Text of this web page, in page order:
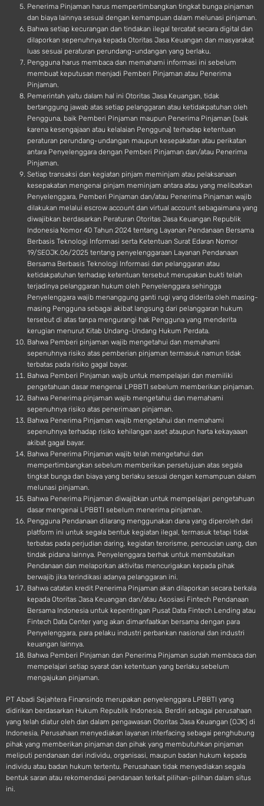
Penerima Pinjaman harus mempertimbangkan tingkat bunga pinjaman
dan biaya lainnya sesuai dengan kemampuan dalam melunasi pinjaman.
Bahwa setiap kecurangan dan tindakan ilegal tercatat secara digital dan
dilaporkan sepenuhnya kepada Otoritas Jasa Keuangan dan masyarakat
luas sesuai peraturan perundang-undangan yang berlaku.
Pengguna harus membaca dan memahami informasi ini sebelum
membuat keputusan menjadi Pemberi Pinjaman atau Penerima
Pinjaman.
Pemerintah yaitu dalam hal ini Otoritas Jasa Keuangan, tidak
bertanggung jawab atas setiap pelanggaran atau ketidakpatuhan oleh
Pengguna, baik Pemberi Pinjaman maupun Penerima Pinjaman (baik
karena kesengajaan atau kelalaian Pengguna) terhadap ketentuan
peraturan perundang-undangan maupun kesepakatan atau perikatan
antara Penyelenggara dengan Pemberi Pinjaman dan/atau Penerima
Pinjaman.
Setiap transaksi dan kegiatan pinjam meminjam atau pelaksanaan
kesepakatan mengenai pinjam meminjam antara atau yang melibatkan
Penyelenggara, Pemberi Pinjaman dan/atau Penerima Pinjaman wajib
dilakukan melalui escrow account dan virtual account sebagaimana yang
diwajibkan berdasarkan Peraturan Otoritas Jasa Keuangan Republik
Indonesia Nomor 40 Tahun 2024 tentang Layanan Pendanaan Bersama
Berbasis Teknologi Informasi serta Ketentuan Surat Edaran Nomor
19/SEOJK.06/2025 tentang penyelenggaraan Layanan Pendanaan
Bersama Berbasis Teknologi Informasi dan pelanggaran atau
ketidakpatuhan terhadap ketentuan tersebut merupakan bukti telah
terjadinya pelanggaran hukum oleh Penyelenggara sehingga
Penyelenggara wajib menanggung ganti rugi yang diderita oleh masing-
masing Pengguna sebagai akibat langsung dari pelanggaran hukum
tersebut di atas tanpa mengurangi hak Pengguna yang menderita
kerugian menurut Kitab Undang-Undang Hukum Perdata.
Bahwa Pemberi pinjaman wajib mengetahui dan memahami
sepenuhnya risiko atas pemberian pinjaman termasuk namun tidak
terbatas pada risiko gagal bayar.
Bahwa Pemberi Pinjaman wajib untuk mempelajari dan memiliki
pengetahuan dasar mengenai LPBBTI sebelum memberikan pinjaman.
Bahwa Penerima pinjaman wajib mengetahui dan memahami
sepenuhnya risiko atas penerimaan pinjaman.
Bahwa Penerima Pinjaman wajib mengetahui dan memahami
sepenuhnya terhadap risiko kehilangan aset ataupun harta kekayaaan
akibat gagal bayar.
Bahwa Penerima Pinjaman wajib telah mengetahui dan
mempertimbangkan sebelum memberikan persetujuan atas segala
tingkat bunga dan biaya yang berlaku sesuai dengan kemampuan dalam
melunasi pinjaman.
Bahwa Penerima Pinjaman diwajibkan untuk mempelajari pengetahuan
dasar mengenai LPBBTI sebelum menerima pinjaman.
Pengguna Pendanaan dilarang menggunakan dana yang diperoleh dari
platform ini untuk segala bentuk kegiatan ilegal, termasuk tetapi tidak
terbatas pada perjudian daring, kegiatan terorisme, pencucian uang, dan
tindak pidana lainnya. Penyelenggara berhak untuk membatalkan
Pendanaan dan melaporkan aktivitas mencurigakan kepada pihak
berwajib jika terindikasi adanya pelanggaran ini.
Bahwa catatan kredit Penerima Pinjaman akan dilaporkan secara berkala
kepada Otoritas Jasa Keuangan dan/atau Asosiasi Fintech Pendanaan
Bersama Indonesia untuk kepentingan Pusat Data Fintech Lending atau
Fintech Data Center yang akan dimanfaatkan bersama dengan para
Penyelenggara, para pelaku industri perbankan nasional dan industri
keuangan lainnya.
Bahwa Pemberi Pinjaman dan Penerima Pinjaman sudah membaca dan
mempelajari setiap syarat dan ketentuan yang berlaku sebelum
mengajukan pinjaman.
PT Abadi Sejahtera Finansindo merupakan penyelenggara LPBBTI yang
didirikan berdasarkan Hukum Republik Indonesia. Berdiri sebagai perusahaan
yang telah diatur oleh dan dalam pengawasan Otoritas Jasa Keuangan (OJK) di
Indonesia, Perusahaan menyediakan layanan interfacing sebagai penghubung
pihak yang memberikan pinjaman dan pihak yang membutuhkan pinjaman
meliputi pendanaan dari individu, organisasi, maupun badan hukum kepada
individu atau badan hukum tertentu. Perusahaan tidak menyediakan segala
bentuk saran atau rekomendasi pendanaan terkait pilihan-pilihan dalam situs
ini.